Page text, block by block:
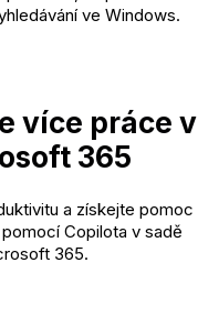
ve Windows.
více práce v
365
a získejte pomoc
Copilota v sadě
365.